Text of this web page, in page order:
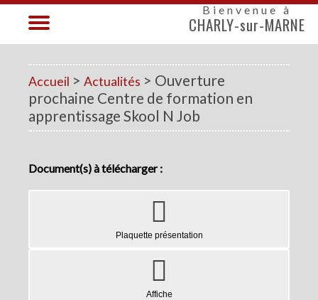
Bienvenue à
CHARLY-sur-MARNE
Accueil > Actualités > Ouverture
prochaine Centre de formation en
apprentissage Skool N Job
Document(s) à télécharger :
Plaquette présentation
Affiche